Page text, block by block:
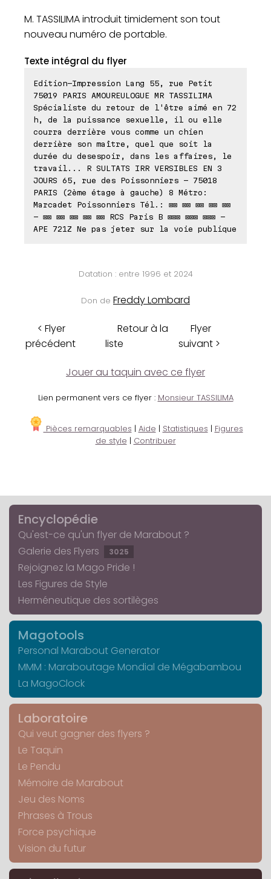
M. TASSILIMA introduit timidement son tout
nouveau numéro de portable.
Texte intégral du flyer
Edition-Impression Lang 55, rue Petit
75019 PARIS AMOUREULOGUE MR TASSILIMA
Spécialiste du retour de l'être aimé en 72
h, de la puissance sexuelle, il ou elle
courra derrière vous comme un chien
derrière son maître, quel que soit la
durée du desespoir, dans les affaires, le
travail... R SULTATS IRR VERSIBLES EN 3
JOURS 65, rue des Poissonniers - 75018
PARIS (2ème étage à gauche) 8 Métro:
Marcadet Poissonniers Tél.: ⊠⊠ ⊠⊠ ⊠⊠ ⊠⊠ ⊠⊠
- ⊠⊠ ⊠⊠ ⊠⊠ ⊠⊠ ⊠⊠ RCS Paris B ⊠⊠⊠ ⊠⊠⊠ ⊠⊠⊠ -
APE 721Z Ne pas jeter sur la voie publique
Datation : entre 1996 et 2024
Don de Freddy Lombard
< Flyer
précédent
Retour à la
liste
Flyer
suivant >
Jouer au taquin avec ce flyer
Lien permanent vers ce flyer : Monsieur TASSILIMA
Pièces remarquables | Aide | Statistiques | Figures
de style | Contribuer
Encyclopédie
Qu'est-ce qu'un flyer de Marabout ?
Galerie des Flyers
3025
Rejoignez la Mago Pride !
Les Figures de Style
Herméneutique des sortilèges
Magotools
Personal Marabout Generator
MMM : Maraboutage Mondial de Mégabambou
La MagoClock
Laboratoire
Qui veut gagner des flyers ?
Le Taquin
Le Pendu
Mémoire de Marabout
Jeu des Noms
Phrases à Trous
Force psychique
Vision du futur